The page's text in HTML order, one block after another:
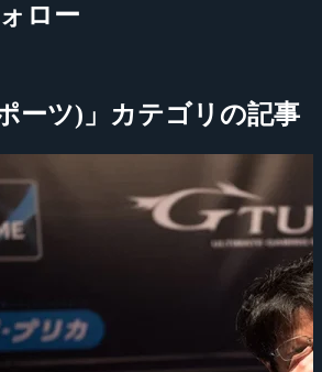
ロー
ポーツ)」カテゴリの記事